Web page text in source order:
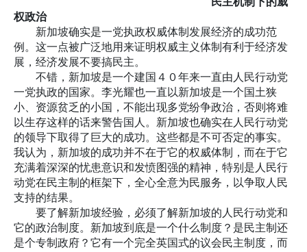
权政治
新加坡确实是一党执政权威体制发展经济的成功范
例。这一点被广泛地用来证明权威主义体制有利于经济发
展，经济发展不要搞民主。
不错，新加坡是一个建国４０年来一直由人民行动党
一党执政的国家。李光耀也一直以新加坡是一个国土狭
小、资源贫乏的小国，不能出现多党纷争政治，否则将难
以生存这样的话来警告国人。新加坡也确实在人民行动党
的领导下取得了巨大的成功。这些都是不可否定的事实。
我认为，新加坡的成功并不在于它的权威体制，而在于它
充满着深深的忧患意识和发愤图强的精神，特别是人民行
动党在民主制的框架下，全心全意为民服务，以争取人民
支持的结果。
要了解新加坡经验，必须了解新加坡的人民行动党和
它的政治制度。新加坡到底是一个什么制度？是民主制还
是个专制政府？它有一个完全英国式的议会民主制度，而